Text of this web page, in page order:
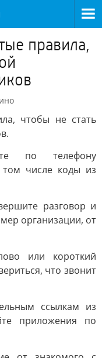
правила,
чтобы не стать
по телефону
том числе коды из
разговор и
организации, от
или короткий
что звонит
ссылкам из
приложения по